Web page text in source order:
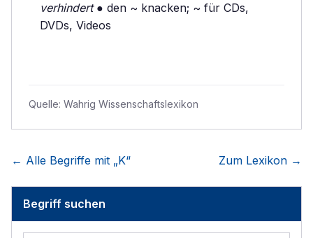
verhindert● den ~ knacken; ~ für CDs,
DVDs, Videos
Quelle: Wahrig Wissenschaftslexikon
← Alle Begriffe mit „K“ Zum Lexikon →
Begriff suchen